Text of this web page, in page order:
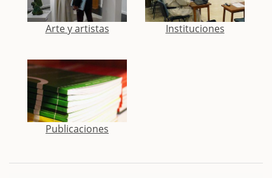
Arte y artistas Instituciones
Publicaciones